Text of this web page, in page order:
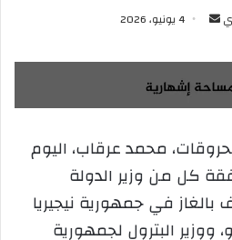
س
ل
ب
ي
د
ا
4 يونيو، 2026
محمد عرقاب، اليوم
كل من وزير الدولة
بالغاز في جمهورية نيجيريا
ووزير البترول لجمهورية